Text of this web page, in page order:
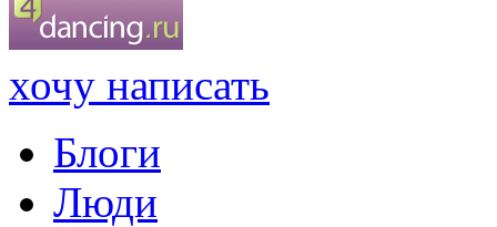
хочу написать
Блоги
Люди